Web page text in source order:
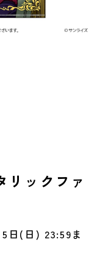
リックファ
日(日) 23:59ま